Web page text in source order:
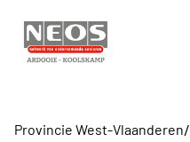
Provincie West-Vlaanderen/